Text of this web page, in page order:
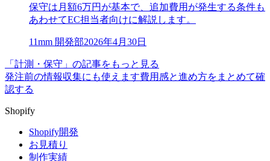
保守は月額6万円が基本で、追加費用が発生する条件も
あわせてEC担当者向けに解説します。
11mm 開発部2026年4月30日
「計測・保守」の記事をもっと見る
発注前の情報収集にも使えます費用感と進め方をまとめて確
認する
Shopify
Shopify開発
お見積り
制作実績